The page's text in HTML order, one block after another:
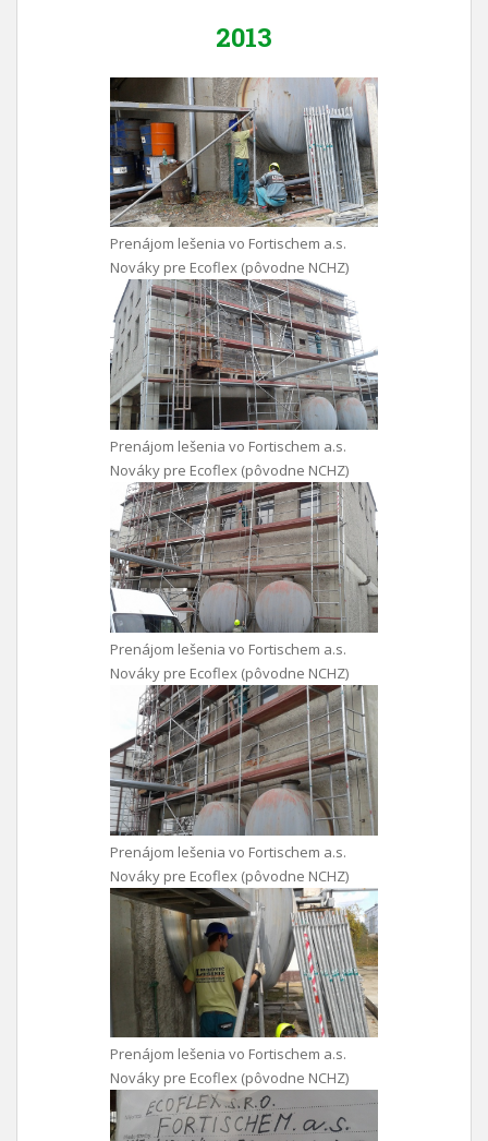
2013
Prenájom lešenia vo Fortischem a.s.
Nováky pre Ecoflex (pôvodne NCHZ)
Prenájom lešenia vo Fortischem a.s.
Nováky pre Ecoflex (pôvodne NCHZ)
Prenájom lešenia vo Fortischem a.s.
Nováky pre Ecoflex (pôvodne NCHZ)
Prenájom lešenia vo Fortischem a.s.
Nováky pre Ecoflex (pôvodne NCHZ)
Prenájom lešenia vo Fortischem a.s.
Nováky pre Ecoflex (pôvodne NCHZ)